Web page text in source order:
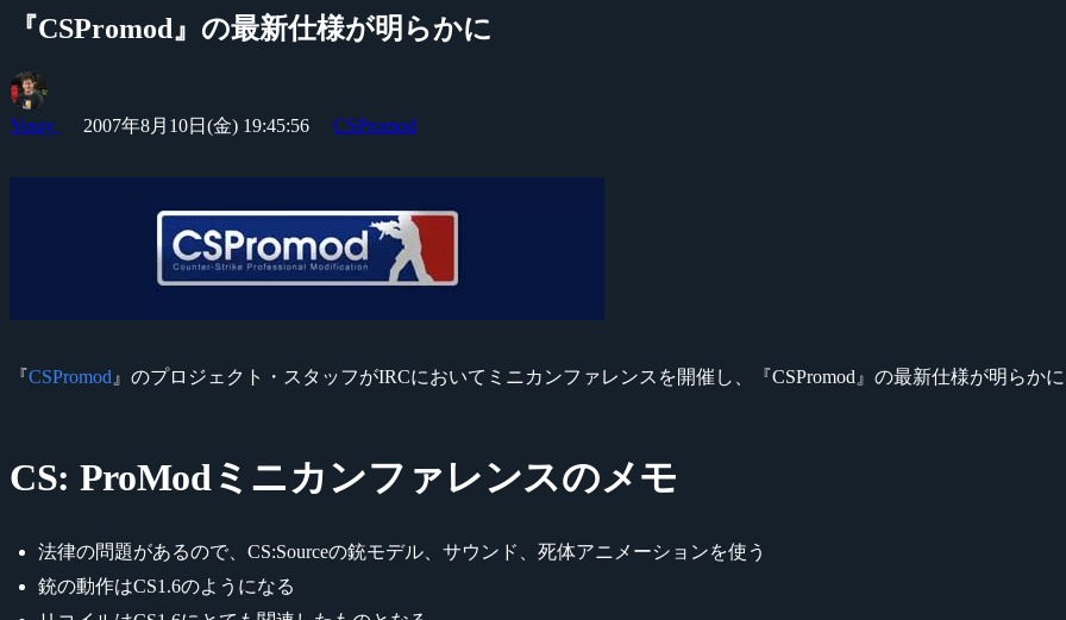
『CSPromod』の最新仕様が明らかに
Yossy 2007年8月10日(金) 19:45:56 CSPromod
『CSPromod 』のプロジェクト・スタッフがIRCにおいてミニカンファレンスを開催し、『CSPromod』の最新仕様が明らかに
CS: ProModミニカンファレンスのメモ
法律の問題があるので、CS:Sourceの銃モデル、サウンド、死体アニメーションを使う
銃の動作はCS1.6のようになる